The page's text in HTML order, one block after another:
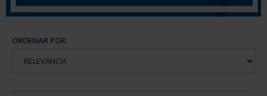
ORDENAR POR: